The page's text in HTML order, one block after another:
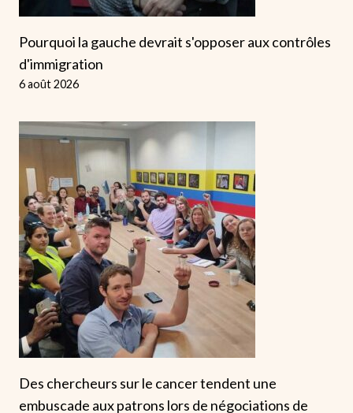
Pourquoi la gauche devrait s'opposer aux contrôles
d'immigration
6 août 2026
Des chercheurs sur le cancer tendent une
embuscade aux patrons lors de négociations de